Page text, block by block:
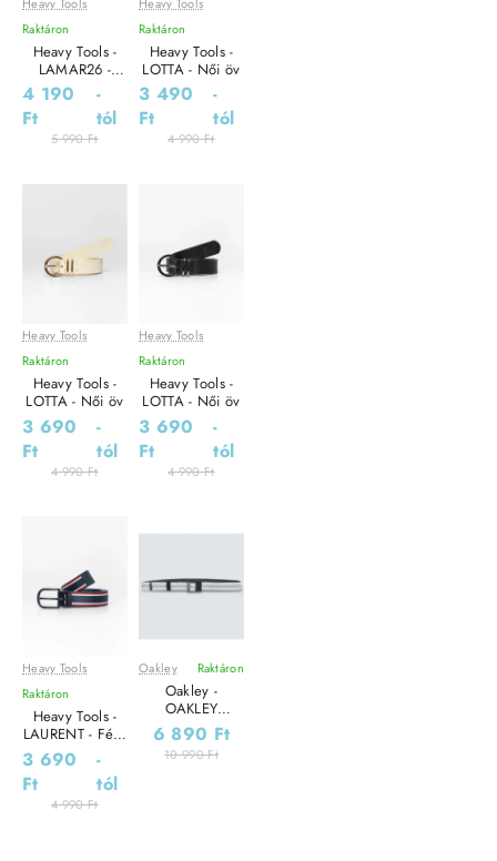
Leárazás
Raktáron
Heavy Tools -
LAMAR26 -
Férfi öv
4 190
Ft
-
tól
5 990 Ft
Leárazás
Raktáron
Heavy Tools -
LOTTA - Női öv
3 490
Ft
-
tól
4 990 Ft
Leárazás
Heavy Tools
Raktáron
Heavy Tools -
LOTTA - Női öv
3 690
Ft
-
tól
4 990 Ft
Leárazás
Heavy Tools
Raktáron
Heavy Tools -
LOTTA - Női öv
3 690
Ft
-
tól
4 990 Ft
Leárazás
Heavy Tools
Raktáron
Heavy Tools -
LAURENT - Férfi
öv
3 690
Ft
-
tól
4 990 Ft
Leárazás
Outlet Ár
Oakley Raktáron
Oakley -
OAKLEY
CONTENDER
BELT - Férfi öv
6 890 Ft
10 990 Ft